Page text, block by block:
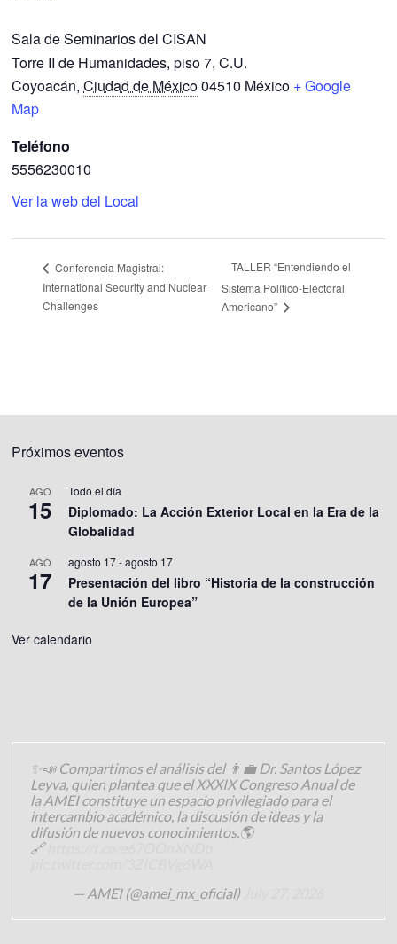
Sala de Seminarios del CISAN
Torre II de Humanidades, piso 7, C.U.
Coyoacán, Ciudad de México04510 México + Google
Map
Teléfono
5556230010
Ver la web del Local
Conferencia Magistral:
International Security and Nuclear
Challenges
TALLER “Entendiendo el
Sistema Político-Electoral
Americano”
Próximos eventos
AGO
15
Todo el día
Diplomado: La Acción Exterior Local en la Era de la
Globalidad
AGO
17
agosto 17-agosto 17
Presentación del libro “Historia de la construcción
de la Unión Europea”
Ver calendario
✨📣 Compartimos el análisis del 👨‍💼 Dr. Santos López
Leyva, quien plantea que el XXXIX Congreso Anual de
la AMEI constituye un espacio privilegiado para el
intercambio académico, la discusión de ideas y la
difusión de nuevos conocimientos.🌎
🔗
— AMEI (@amei_mx_oficial)